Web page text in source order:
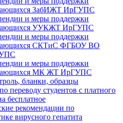
ЗабИЖТ ИрГУПС
и меры поддержки
УУКЖТ ИрГУПС
и меры поддержки
СКТиС ФГБОУ ВО
и меры поддержки
МК ЖТ ИрГУПС
бланки, образцы
переводу студентов с платного
бесплатное
рекомендации по
вирусного гепатита